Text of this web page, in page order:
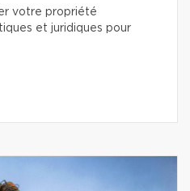
votre propriété
et juridiques pour